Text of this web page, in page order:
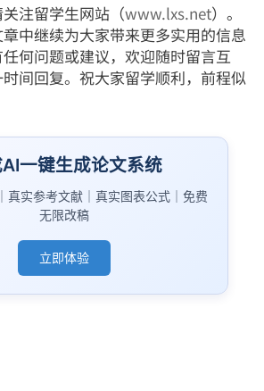
注留学生网站（www.lxs.net）。
中继续为大家带来更多实用的信息
何问题或建议，欢迎随时留言互
间回复。祝大家留学顺利，前程似
一键生成论文系统
真实参考文献｜真实图表公式｜免费
无限改稿
立即体验